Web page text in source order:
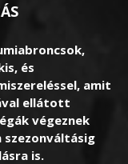
és
amit
ellátott
végeznek
szezonváltásig
is.